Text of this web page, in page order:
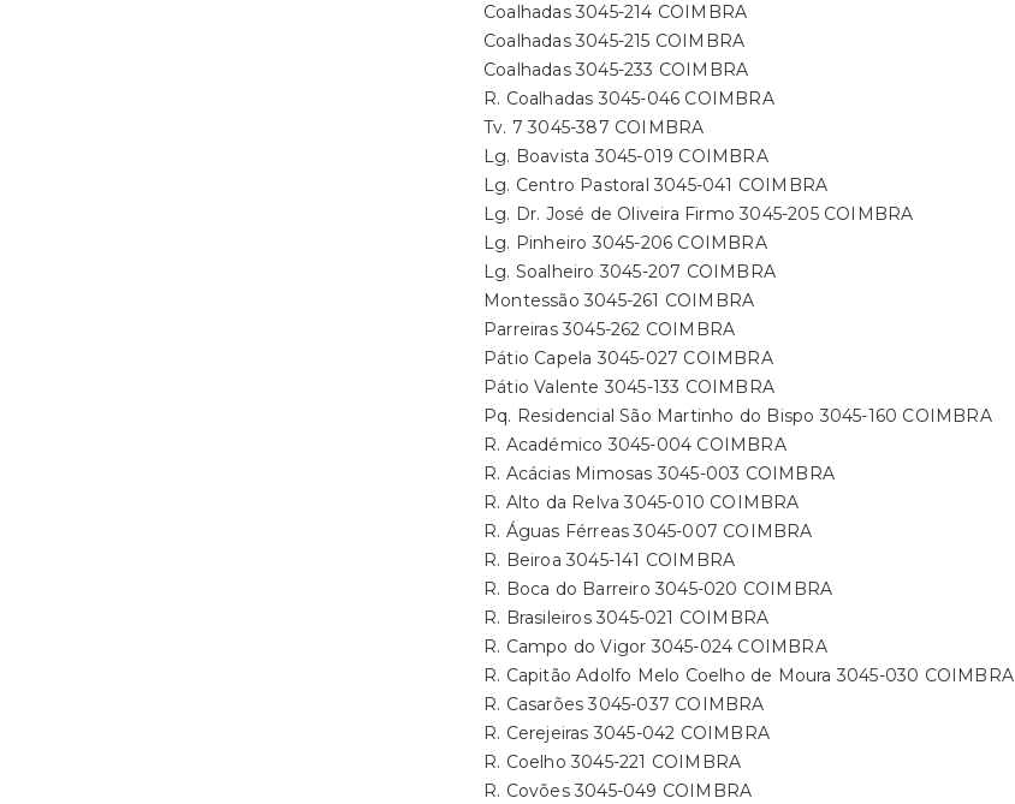
Coalhadas 3045-214 COIMBRA
Coalhadas 3045-215 COIMBRA
Coalhadas 3045-233 COIMBRA
R. Coalhadas 3045-046 COIMBRA
Tv. 7 3045-387 COIMBRA
Lg. Boavista 3045-019 COIMBRA
Lg. Centro Pastoral 3045-041 COIMBRA
Lg. Dr. José de Oliveira Firmo 3045-205 COIMBRA
Lg. Pinheiro 3045-206 COIMBRA
Lg. Soalheiro 3045-207 COIMBRA
Montessão 3045-261 COIMBRA
Parreiras 3045-262 COIMBRA
Pátio Capela 3045-027 COIMBRA
Pátio Valente 3045-133 COIMBRA
Pq. Residencial São Martinho do Bispo 3045-160 COIMBRA
R. Académico 3045-004 COIMBRA
R. Acácias Mimosas 3045-003 COIMBRA
R. Alto da Relva 3045-010 COIMBRA
R. Águas Férreas 3045-007 COIMBRA
R. Beiroa 3045-141 COIMBRA
R. Boca do Barreiro 3045-020 COIMBRA
R. Brasileiros 3045-021 COIMBRA
R. Campo do Vigor 3045-024 COIMBRA
R. Capitão Adolfo Melo Coelho de Moura 3045-030 COIMBRA
R. Casarões 3045-037 COIMBRA
R. Cerejeiras 3045-042 COIMBRA
R. Coelho 3045-221 COIMBRA
R. Covões 3045-049 COIMBRA